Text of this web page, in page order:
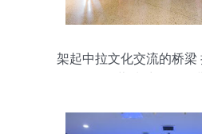
架起中拉文化交流的桥梁